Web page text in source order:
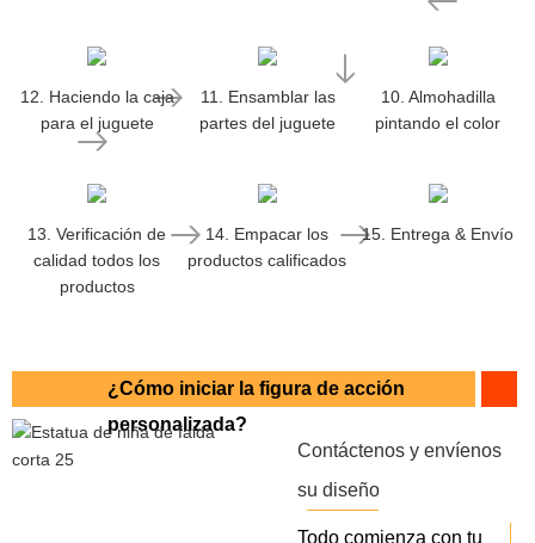
10. Almohadilla
pintando el color
11. Ensamblar las
partes del juguete
12. Haciendo la caja
para el juguete
13. Verificación de
calidad todos los
productos
14. Empacar los
productos calificados
15. Entrega & Envío
¿Cómo iniciar la figura de acción
personalizada?
Contáctenos y envíenos
su diseño
Todo comienza con tu